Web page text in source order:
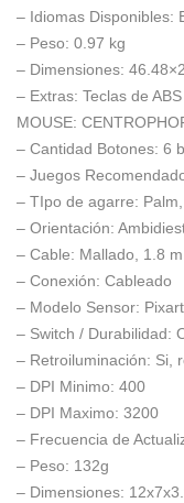
– Idiomas Disponibles:
– Peso: 0.97 kg
– Dimensiones:
– Extras: Teclas de
MOUSE:
– Cantidad Botones: 6
– Juegos
– TIpo de agarre:
– Orientación:
– Cable: Mallado, 1.8
– Conexión: Cableado
– Modelo Sensor:
– Switch / Durabilidad:
– Retroiluminación: Si,
– DPI Minimo: 400
– DPI Maximo: 3200
– Frecuencia de
– Peso: 132g
– Dimensiones: